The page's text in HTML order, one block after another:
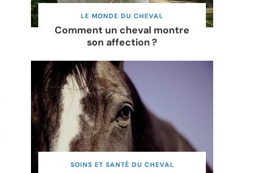
LE MONDE DU CHEVAL
Comment un cheval montre
son affection ?
SOINS ET SANTÉ DU CHEVAL